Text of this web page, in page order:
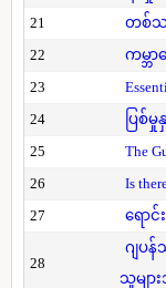
21 တစ်သ
22
ကမ္ဘ
23
24
ပြစ်
25
The
26
Is
27
ရောင်
28
ဂျပ
သူမျ